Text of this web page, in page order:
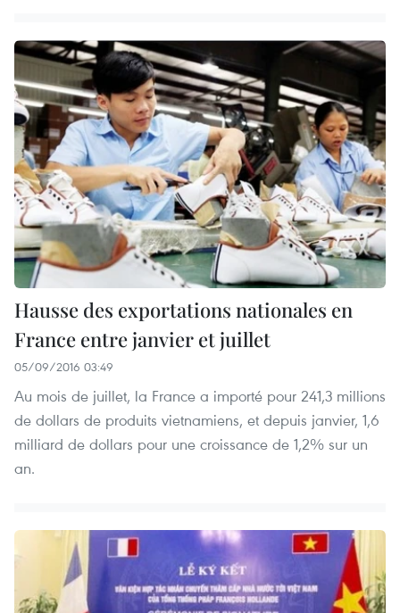
Hausse des exportations nationales en
France entre janvier et juillet
05/09/2016 03:49
Au mois de juillet, la France a importé pour 241,3 millions
de dollars de produits vietnamiens, et depuis janvier, 1,6
milliard de dollars pour une croissance de 1,2% sur un
an.